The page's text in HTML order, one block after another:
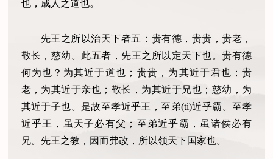
也，成人之道也。
先王之所以治天下者五：贵有德，贵贵，贵老，
敬长，慈幼。此五者，先王之所以定天下也。贵有德
何为也？为其近于道也；贵贵，为其近于君也；贵
老，为其近于亲也；敬长，为其近于兄也；慈幼，为
其近于子也。是故至孝近乎王，至弟(tì)近乎霸。至孝
近乎王，虽天子必有父；至弟近乎霸，虽诸侯必有
兄。先王之教，因而弗改，所以领天下国家也。